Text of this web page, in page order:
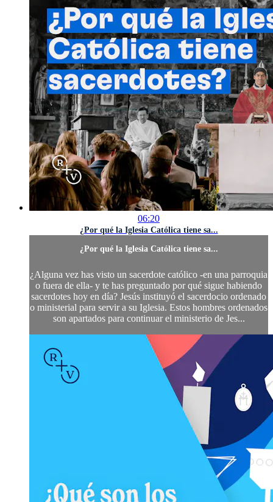
06:20
¿Por qué la Iglesia Católica tiene sa...
¿Por qué la Iglesia Católica tiene sa...
¿Alguna vez has visto un sacerdote católico -en una parroquia
o fuera de ella- y te has preguntado por qué sigue habiendo
sacerdotes hoy en día? Jesús instituyó el sacerdocio ordenado
o ministerial para servir a su Iglesia. Estos hombres ordenados
son apartados para continuar el ministerio de Jes...